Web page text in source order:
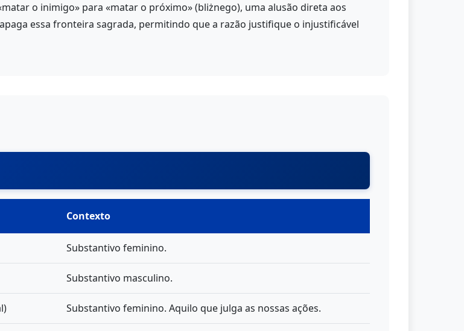
o inimigo» para «matar o próximo» (bliżnego), uma alusão direta aos
essa fronteira sagrada, permitindo que a razão justifique o injustificável
Contexto
Substantivo feminino.
Substantivo masculino.
Substantivo feminino. Aquilo que julga as nossas ações.